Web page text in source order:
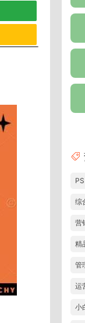
PS
综
营
精
管
运
小